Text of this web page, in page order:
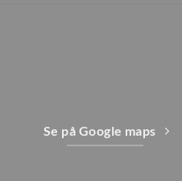
Se på Google maps